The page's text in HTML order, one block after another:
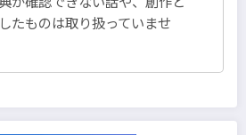
たものは取り扱っていませ